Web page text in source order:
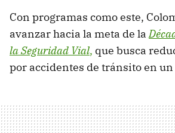
Con programas como este,
avanzar hacia la meta de la
la Seguridad Vial, que busca
por accidentes de tránsito en